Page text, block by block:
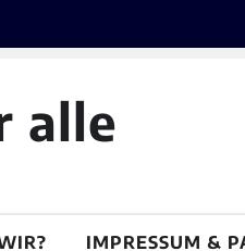
alle
IMPRESSUM &